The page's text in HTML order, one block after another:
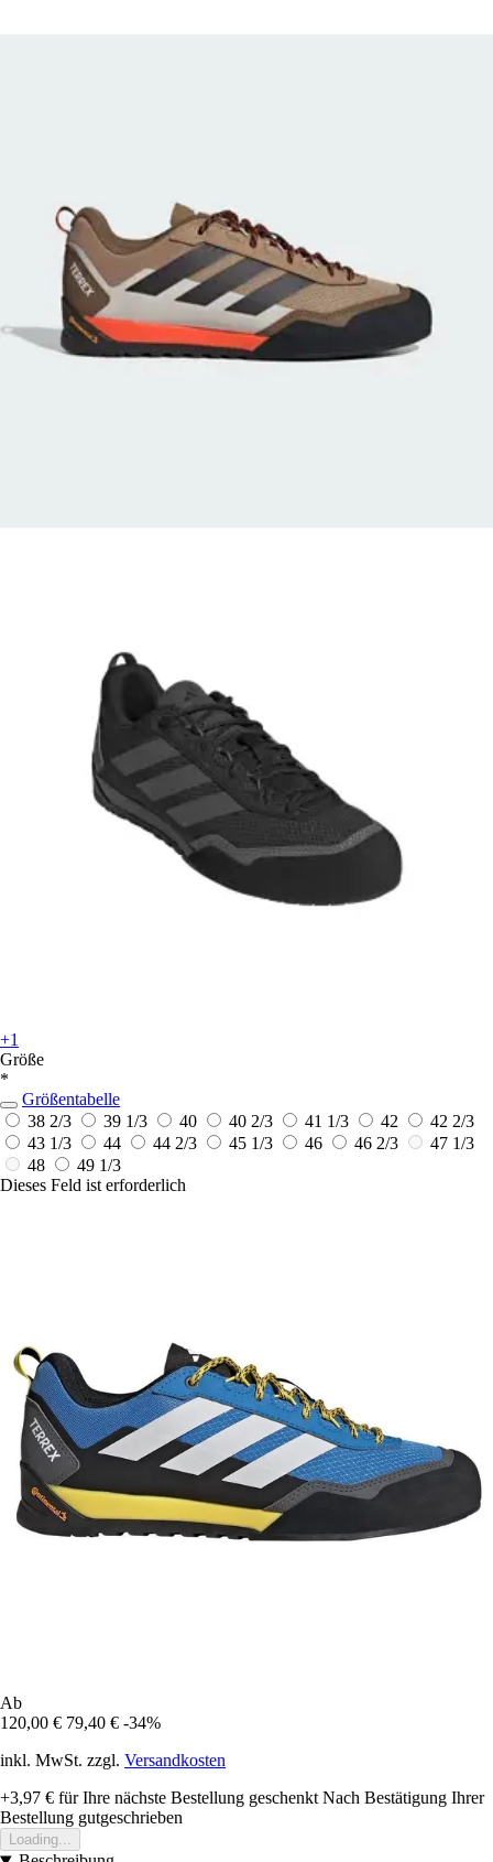
+1
Größe
*
Größentabelle
38 2/3
39 1/3 40 40 2/3 41 1/3 42
42 2/3
43 1/3
44 44 2/3 45 1/3 46 46 2/3
47 1/3
48
49 1/3
Dieses Feld ist erforderlich
Ab
120,00 € 79,40 € -34%
inkl. MwSt. zzgl. Versandkosten
+3,97 € für Ihre nächste Bestellung geschenkt Nach Bestätigung Ihrer
Bestellung gutgeschrieben
Loading...